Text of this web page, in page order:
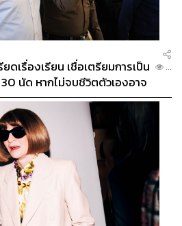
ดเรื่องเรียน เชื่อเตรียมการเป็น
นัด หากไม่จบชีวิตตัวเองอาจ
...